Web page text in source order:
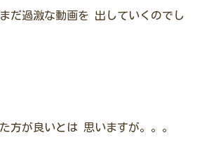
だ過激な動画を 出していくのでし
方が良いとは 思いますが。。。